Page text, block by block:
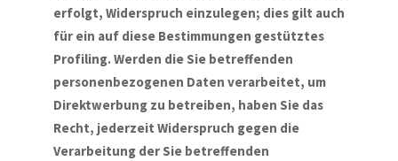
erfolgt, Widerspruch einzulegen; dies gilt auch
für ein auf diese Bestimmungen gestütztes
Profiling. Werden die Sie betreffenden
personenbezogenen Daten verarbeitet, um
Direktwerbung zu betreiben, haben Sie das
Recht, jederzeit Widerspruch gegen die
Verarbeitung der Sie betreffenden